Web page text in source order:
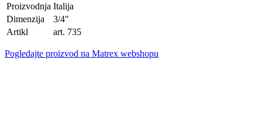
Proizvodnja Italija
Dimenzija
3/4"
Artikl
art. 735
Pogledajte proizvod na Matrex webshopu